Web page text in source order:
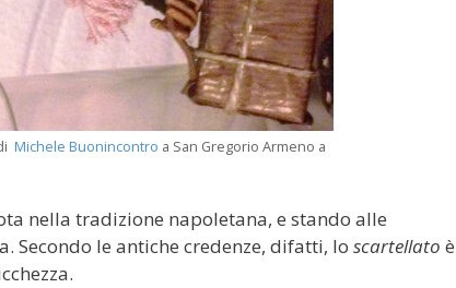
Michele Buonincontro a San Gregorio Armeno a
nella tradizione napoletana, e stando alle
le antiche credenze, difatti, lo scartellato è